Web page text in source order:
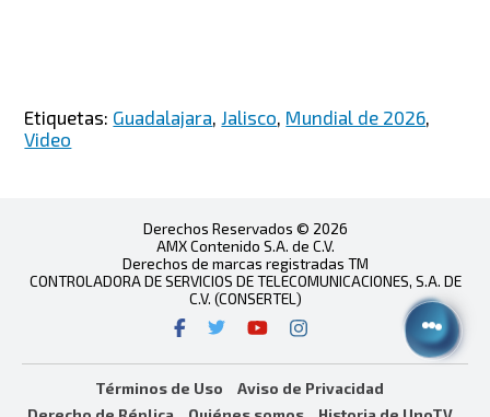
Etiquetas: Guadalajara Jalisco Mundial de 2026
Video
Derechos Reservados © 2026
AMX Contenido S.A. de C.V.
Derechos de marcas registradas TM
CONTROLADORA DE SERVICIOS DE TELECOMUNICACIONES, S.A. DE
C.V. (CONSERTEL)
Términos de Uso
Aviso de Privacidad